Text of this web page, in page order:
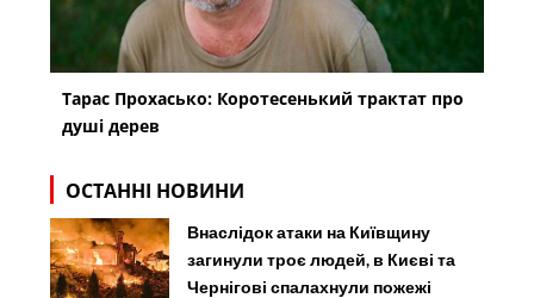
Тарас Прохасько: Коротесенький трактат про
душі дерев
ОСТАННІ НОВИНИ
Внаслідок атаки на Київщину
загинули троє людей, в Києві та
Чернігові спалахнули пожежі